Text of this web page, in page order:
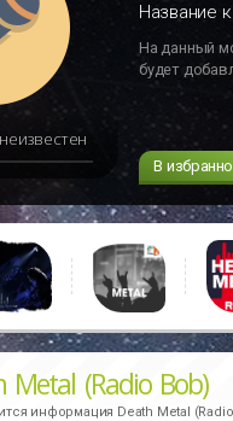
Название
На данный
будет
В
Metal (Radio Bob)
информация Death Metal